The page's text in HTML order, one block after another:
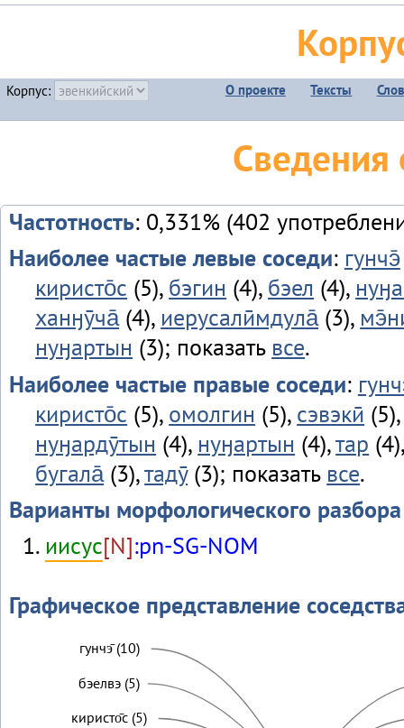
Корпус: О проекте Тексты
Сведения
Частотность: 0,331% (402
Наиболее частые левые соседи: гунчэ̄
киристо̄с (5), бэгин (4), бэел (4),
ханӈӯча̄(4), иерусалӣмдула̄(3),
нуӈартын (3); показать все.
Наиболее частые правые соседи:
киристо̄с (5), омолгин (5), сэвэкӣ
нуӈардӯтын (4), нуӈартын (4),тар
бугала̄(3),тадӯ(3); показать все.
Варианты морфологического разбора
иисус[N]:pn-SG-NOM
Графическое представление
гунчэ̄ (10)
бэелвэ (5)
киристо̄с (5)